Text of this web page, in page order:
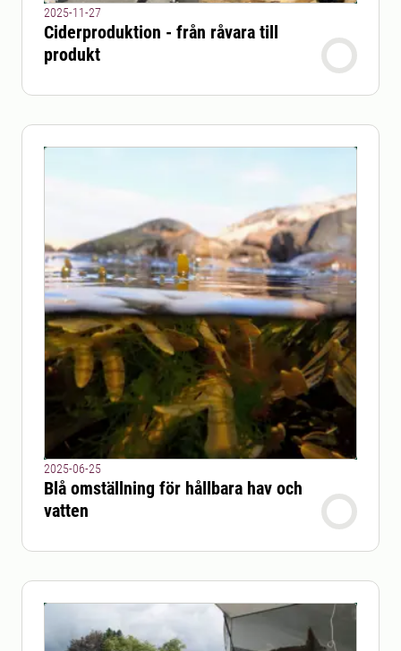
2025-11-27
Ciderproduktion - från råvara till
produkt
2025-06-25
Blå omställning för hållbara hav och
vatten